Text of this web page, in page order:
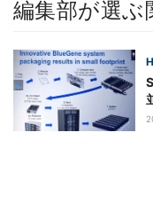
編集部が選ぶ